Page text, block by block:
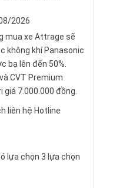
2026
mua xe Attrage sẽ
không khí Panasonic
bạ lên đến 50%.
CVT Premium
7.000.000 đồng.
liên hệ Hotline
lựa chọn 3 lựa chọn